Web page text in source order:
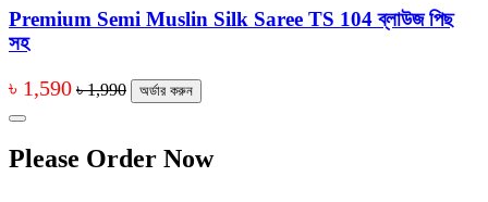
Premium Semi Muslin Silk Saree TS 104 ব্লাউজ পিছ
সহ
৳ 1,590 ৳ 1,990 অর্ডার করুন
Please Order Now